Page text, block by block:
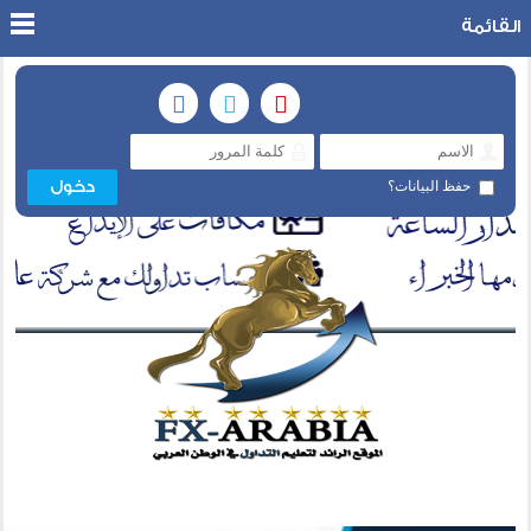
حفظ البيانات؟
القائمة